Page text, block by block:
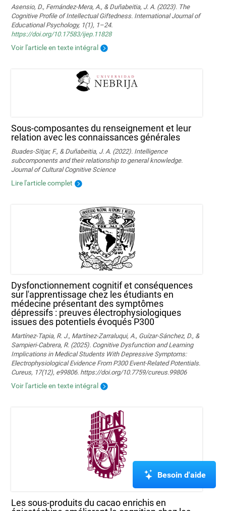
Asensio, D., Fernández-Mera, A., & Duñabeitia, J. A. (2023). The
Cognitive Profile of Intellectual Giftedness. International Journal of
Educational Psychology, 1(1), 1–24.
https://doi.org/10.17583/ijep.11828
Voir l'article en texte intégral
Sous-composantes du renseignement et leur
relation avec les connaissances générales
Buades-Sitjar, F., & Duñabeitia, J. A. (2022). Intelligence
subcomponents and their relationship to general knowledge.
Journal of Cultural Cognitive Science
Lire l'article complet
Dysfonctionnement cognitif et conséquences
sur l'apprentissage chez les étudiants en
médecine présentant des symptômes
dépressifs : preuves électrophysiologiques
issues des potentiels évoqués P300
Martínez-Tapia, R. J., Martínez-Zarraluqui, A., Guízar-Sánchez, D., &
Sampieri-Cabrera, R. (2025). Cognitive Dysfunction and Learning
Implications in Medical Students With Depressive Symptoms:
Electrophysiological Evidence From P300 Event-Related Potentials.
Cureus, 17(12), e99806. https://doi.org/10.7759/cureus.99806
Voir l'article en texte intégral
Les sous-produits du cacao enrichis en
Besoin d'aide